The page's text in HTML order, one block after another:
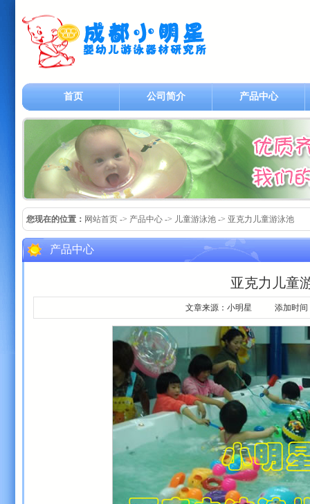
首页 公司简介 产品中心
您现在的位置： 网站首页 -> 产品中心 -> 儿童游泳池 -> 亚克力儿童游泳池
产品中心
亚克力儿童
文章来源：小明星 添加时间：